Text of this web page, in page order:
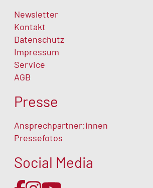
Newsletter
Kontakt
Datenschutz
Impressum
Service
AGB
Presse
Ansprechpartner:innen
Pressefotos
Social Media